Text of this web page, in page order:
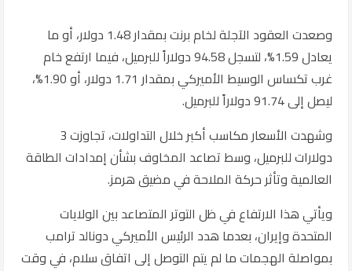
وصعدت العقود الآجلة لخام برنت بمقدار 1.48 دولار، أو ما
يعادل 1.59%، لتسجل 94.58 دولاراً للبرميل، فيما ارتفع خام
غرب تكساس الوسيط الأميركي بمقدار 1.71 دولار، أو 1.90%،
ليصل إلى 91.74 دولاراً للبرميل.
وشهدت الأسعار مكاسب أكبر خلال التداولات، تجاوزت 3
دولارات للبرميل، وسط تصاعد المخاوف بشأن إمدادات الطاقة
العالمية وتأثر حركة الملاحة في مضيق هرمز.
ويأتي هذا الارتفاع في ظل التوتر المتصاعد بين الولايات
المتحدة وإيران، بعدما هدد الرئيس الأميركي دونالد ترامب
بمواصلة الهجمات ما لم يتم التوصل إلى اتفاق سلام، في وقت